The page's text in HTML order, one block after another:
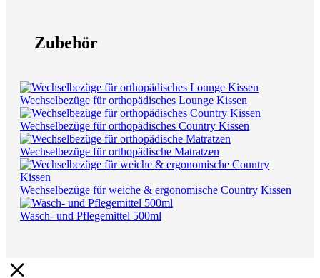
Zubehör
Wechselbezüge für orthopädisches Lounge Kissen
Wechselbezüge für orthopädisches Country Kissen
Wechselbezüge für orthopädische Matratzen
Wechselbezüge für weiche & ergonomische Country Kissen
Wasch- und Pflegemittel 500ml